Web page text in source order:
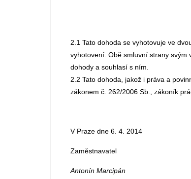
2.1 Tato dohoda se vyhotovuje ve
vyhotovení. Obě smluvní strany svým
dohody a souhlasí s ním.
2.2 Tato dohoda, jakož i práva a
zákonem č. 262/2006 Sb., zákoník
V Praze dne 6. 4.
Antonín